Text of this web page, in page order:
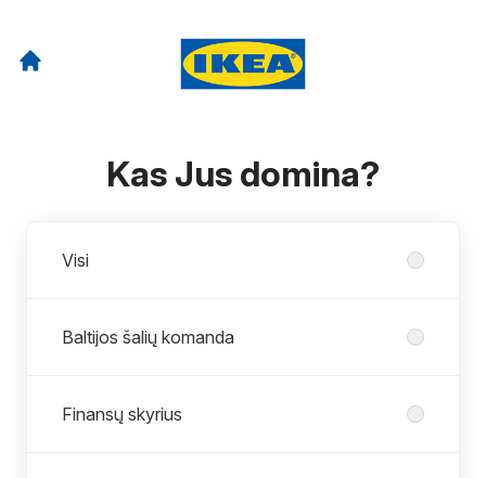
Kas Jus domina?
Visi
Baltijos šalių komanda
Finansų skyrius